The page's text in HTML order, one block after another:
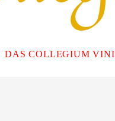
DAS COLLEGIUM VINI